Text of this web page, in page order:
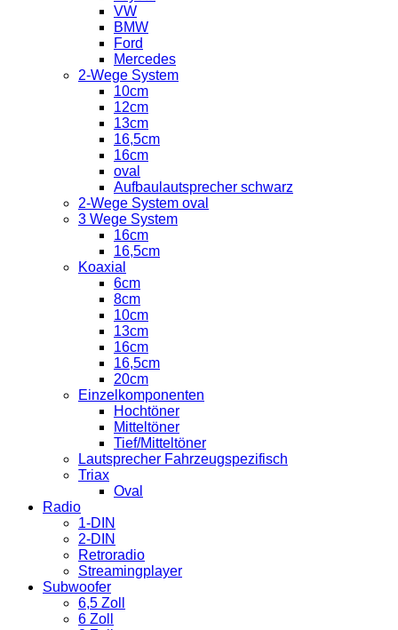
VW
BMW
Ford
Mercedes
2-Wege System
10cm
12cm
13cm
16,5cm
16cm
oval
Aufbaulautsprecher schwarz
2-Wege System oval
3 Wege System
16cm
16,5cm
Koaxial
6cm
8cm
10cm
13cm
16cm
16,5cm
20cm
Einzelkomponenten
Hochtöner
Mitteltöner
Tief/Mitteltöner
Lautsprecher Fahrzeugspezifisch
Triax
Oval
Radio
1-DIN
2-DIN
Retroradio
Streamingplayer
Subwoofer
6,5 Zoll
6 Zoll